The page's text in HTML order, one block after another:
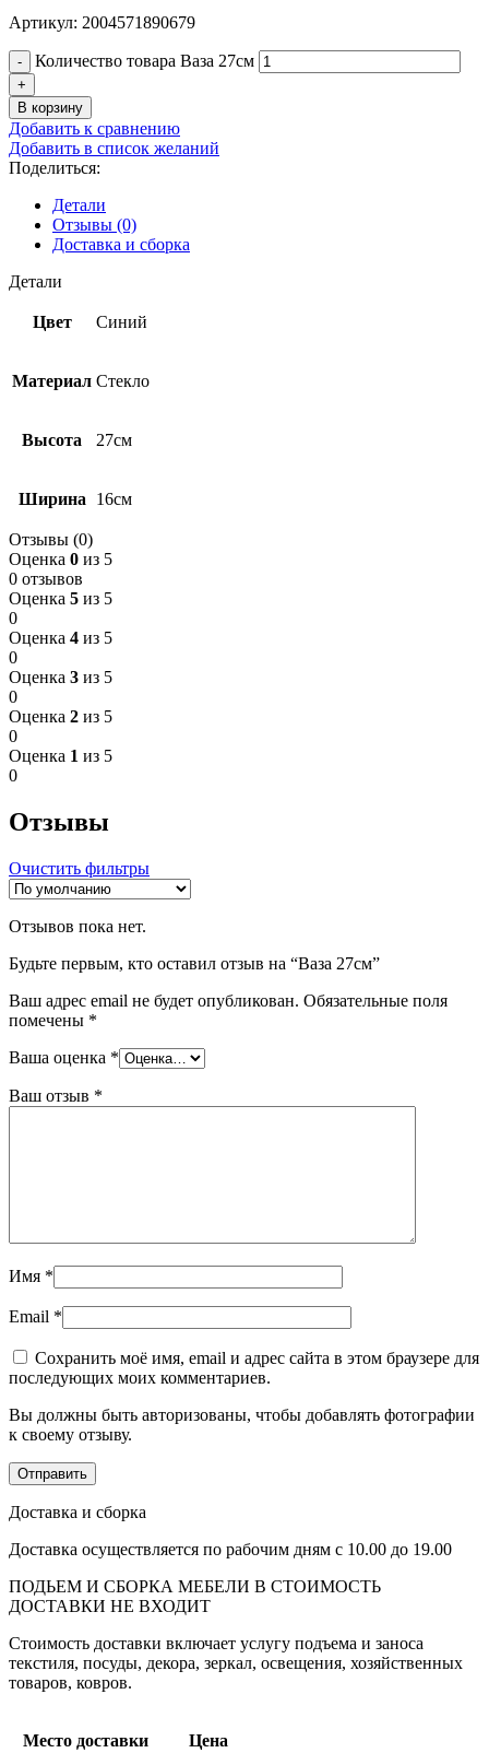
Артикул: 2004571890679
Количество товара Ваза 27см
В корзину
Добавить к сравнению
Добавить в список желаний
Поделиться:
Детали
Отзывы (0)
Доставка и сборка
Детали
Цвет Синий
Материал Стекло
Высота 27см
Ширина 16см
Отзывы (0)
Оценка 0 из 5
0 отзывов
Оценка 5 из 5
0
Оценка 4 из 5
0
Оценка 3 из 5
0
Оценка 2 из 5
0
Оценка 1 из 5
0
Отзывы
Очистить фильтры
Отзывов пока нет.
Будьте первым, кто оставил отзыв на “Ваза 27см”
Ваш адрес email не будет опубликован. Обязательные поля
помечены *
Ваша оценка *
Ваш отзыв *
Имя *
Email *
Сохранить моё имя, email и адрес сайта в этом браузере для
последующих моих комментариев.
Вы должны быть авторизованы, чтобы добавлять фотографии
к своему отзыву.
Доставка и сборка
Доставка осуществляется по рабочим дням с 10.00 до 19.00
ПОДЬЕМ И СБОРКА МЕБЕЛИ В СТОИМОСТЬ
ДОСТАВКИ НЕ ВХОДИТ
Стоимость доставки включает услугу подъема и заноса
текстиля, посуды, декора, зеркал, освещения, хозяйственных
товаров, ковров.
Место доставки Цена